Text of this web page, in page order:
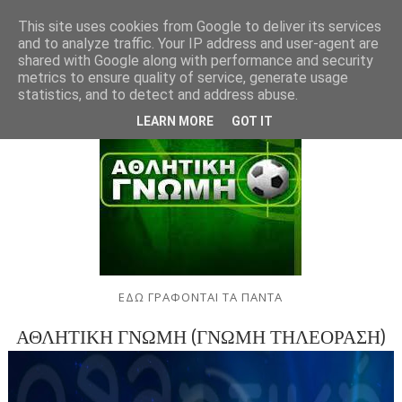
ΕΔΩ ΓΡΑΦΟΝΤΑΙ ΤΑ ΠΑΝΤΑ
ΑΘΛΗΤΙΚΗ ΓΝΩΜΗ (ΓΝΩΜΗ ΤΗΛΕΟΡΑΣΗ)
This site uses cookies from Google to deliver its services
and to analyze traffic. Your IP address and user-agent are
shared with Google along with performance and security
metrics to ensure quality of service, generate usage
statistics, and to detect and address abuse.
LEARN MORE GOT IT